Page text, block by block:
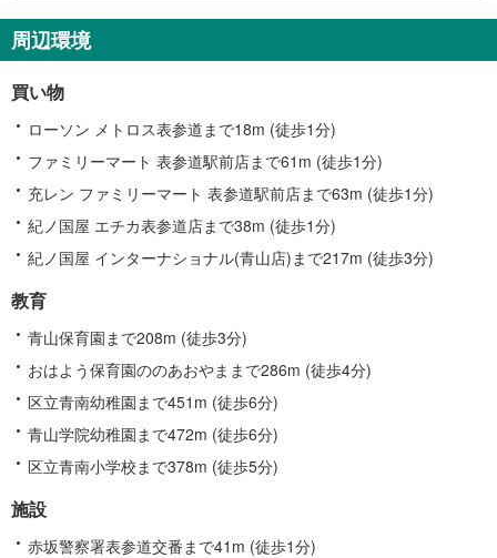
周辺環境
買い物
ローソン メトロス表参道まで18m (徒歩1分)
ファミリーマート 表参道駅前店まで61m (徒歩1分)
充レン ファミリーマート 表参道駅前店まで63m (徒歩1分)
紀ノ国屋 エチカ表参道店まで38m (徒歩1分)
紀ノ国屋 インターナショナル(青山店)まで217m (徒歩3分)
教育
青山保育園まで208m (徒歩3分)
おはよう保育園ののあおやままで286m (徒歩4分)
区立青南幼稚園まで451m (徒歩6分)
青山学院幼稚園まで472m (徒歩6分)
区立青南小学校まで378m (徒歩5分)
施設
赤坂警察署表参道交番まで41m (徒歩1分)